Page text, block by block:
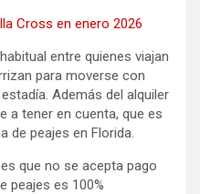
Cross en enero 2026
entre quienes viajan
para moverse con
Además del alquiler
a tener en cuenta, que es
de peajes en Florida.
que no se acepta pago
peajes es 100%